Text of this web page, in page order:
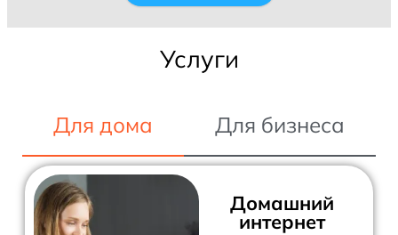
Услуги
Для дома Для бизнеса
Домашний
интернет